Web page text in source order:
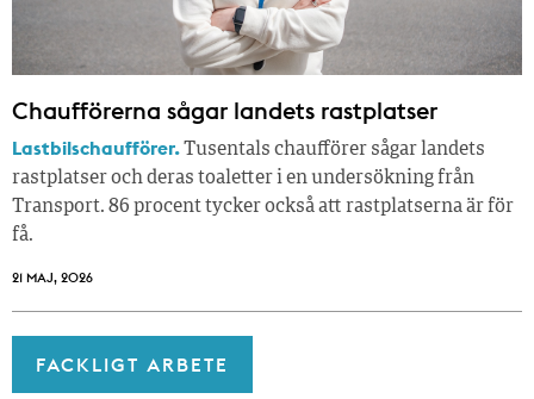
Chaufförerna sågar landets rastplatser
Lastbilschaufförer.Tusentals chaufförer sågar landets
rastplatser och deras toaletter i en undersökning från
Transport. 86 procent tycker också att rastplatserna är för
få.
21 MAJ, 2026
FACKLIGT ARBETE